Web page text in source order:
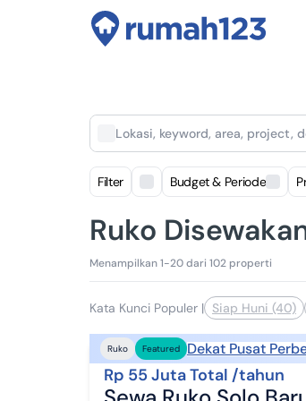
Lokasi, keyword, area, project,
Filter Budget & Periode
Ruko
Menampilkan 1-20 dari 102 properti
Kata Kunci Populer | Siap Huni (40)
Ruko Featured Dekat Pusat
Rp 55 Juta Total /tahun